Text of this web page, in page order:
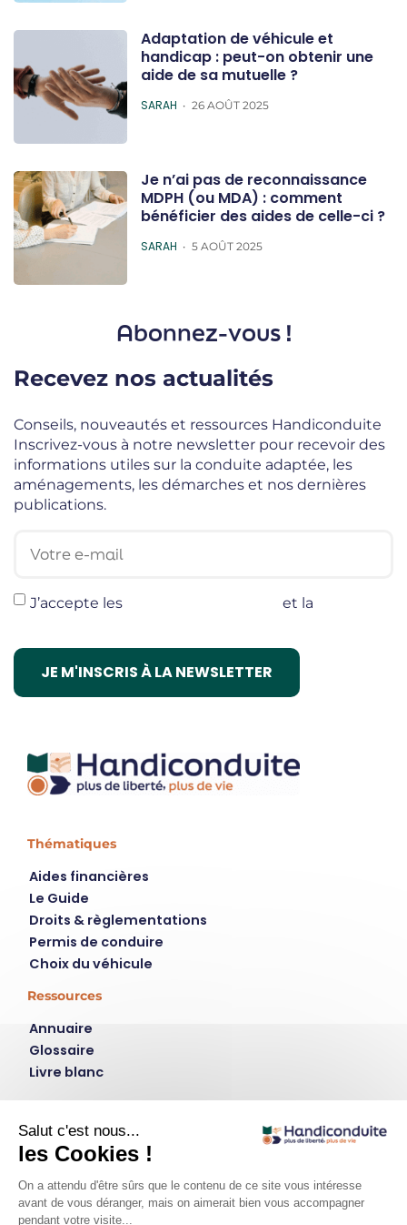
Adaptation de véhicule et
handicap : peut-on obtenir une
aide de sa mutuelle ?
POSTED
SARAH 26 AOÛT 2025
Je n’ai pas de reconnaissance
MDPH (ou MDA) : comment
bénéficier des aides de celle-ci ?
POSTED
SARAH 5 AOÛT 2025
Abonnez-vous !
Recevez nos actualités
Conseils, nouveautés et ressources Handiconduite
Inscrivez-vous à notre newsletter pour recevoir des
informations utiles sur la conduite adaptée, les
aménagements, les démarches et nos dernières
publications.
J’accepte les et la
Thématiques
Aides financières
Le Guide
Droits & règlementations
Permis de conduire
Choix du véhicule
Ressources
Annuaire
Glossaire
Livre blanc
Instagram LinkedIn
plus de liberté, plus de vie